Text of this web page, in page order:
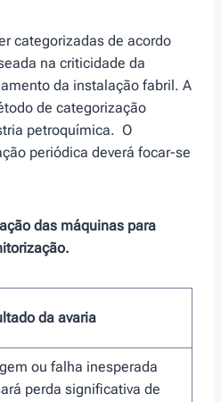
categorizadas de acordo
na criticidade da
da instalação fabril. A
de categorização
petroquímica. O
periódica deverá focar-se
das máquinas para
da avaria
ou falha inesperada
perda significativa de